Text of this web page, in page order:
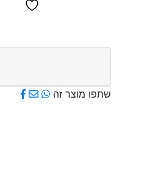
שתפו מוצר זה